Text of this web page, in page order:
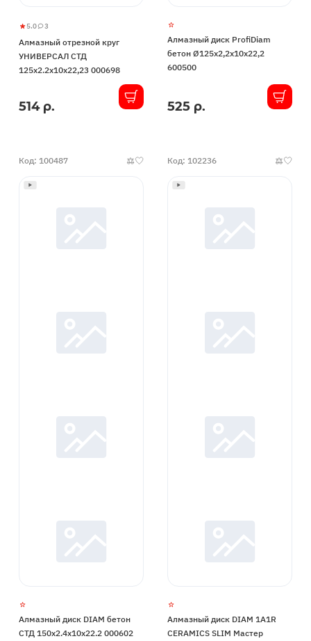
Алмазный
отрезной
круг
УНИВЕРСАЛ
125х2.2х10х22,23
5.0
5
3 3
Алмазный отрезной круг
УНИВЕРСАЛ СТД
125х2.2х10х22,23 000698
В
514 р.
Алмазный диск ProfiDiam
бетон Ø125x2,2x10x22,2
600500
В
525 р.
Код: 100487
Алмазный диск DIAM бетон
СТД 150x2.4x10x22.2 000602
Код: 102236
Алмазный диск DIAM 1A1R
CERAMICS SLIM Мастер